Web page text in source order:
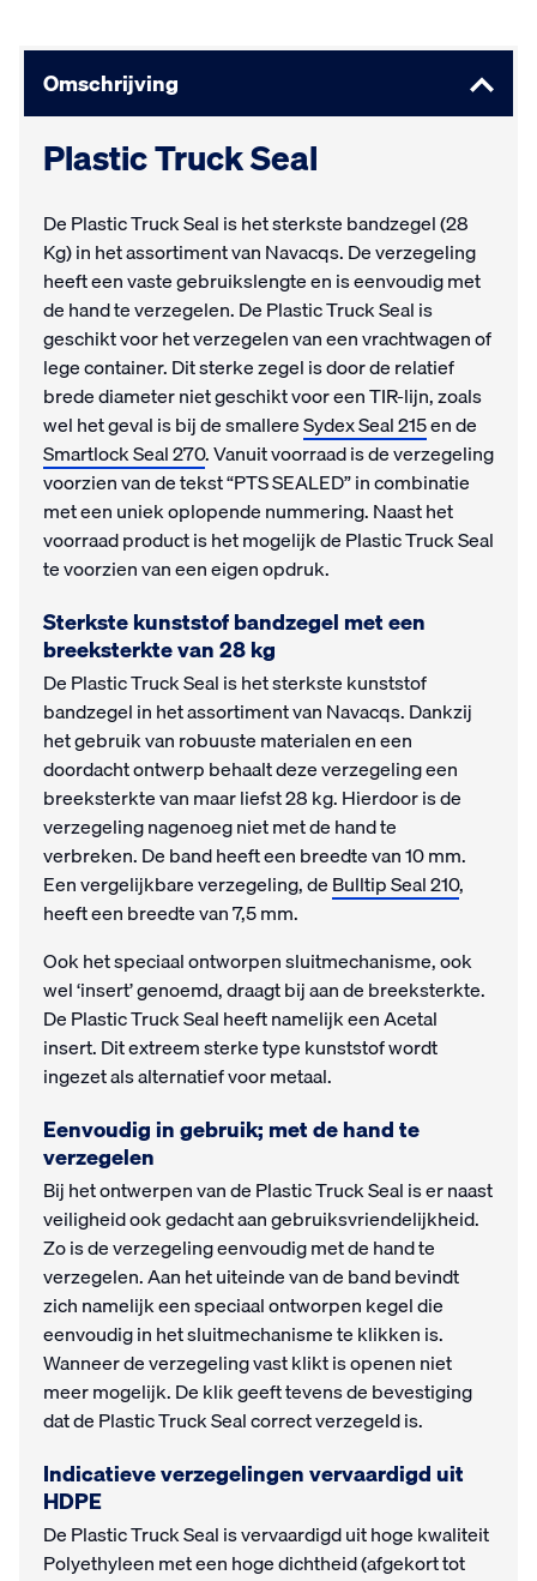
Omschrijving
Plastic Truck Seal
De Plastic Truck Seal is het sterkste bandzegel (28
Kg) in het assortiment van Navacqs. De verzegeling
heeft een vaste gebruikslengte en is eenvoudig met
de hand te verzegelen. De Plastic Truck Seal is
geschikt voor het verzegelen van een vrachtwagen of
lege container. Dit sterke zegel is door de relatief
brede diameter niet geschikt voor een TIR-lijn, zoals
wel het geval is bij de smallereSydex Seal 215en de
Smartlock Seal 270. Vanuit voorraad is de verzegeling
voorzien van de tekst “PTS SEALED” in combinatie
met een uniek oplopende nummering. Naast het
voorraad product is het mogelijk de Plastic Truck Seal
te voorzien van een eigen opdruk.
Sterkste kunststof bandzegel met een
breeksterkte van 28 kg
De Plastic Truck Seal is het sterkste kunststof
bandzegel in het assortiment van Navacqs. Dankzij
het gebruik van robuuste materialen en een
doordacht ontwerp behaalt deze verzegeling een
breeksterkte van maar liefst 28 kg. Hierdoor is de
verzegeling nagenoeg niet met de hand te
verbreken. De band heeft een breedte van 10 mm.
Een vergelijkbare verzegeling, deBulltip Seal 210,
heeft een breedte van 7,5 mm.
Ook het speciaal ontworpen sluitmechanisme, ook
wel ‘insert’ genoemd, draagt bij aan de breeksterkte.
De Plastic Truck Seal heeft namelijk een Acetal
insert. Dit extreem sterke type kunststof wordt
ingezet als alternatief voor metaal.
Eenvoudig in gebruik; met de hand te
verzegelen
Bij het ontwerpen van de Plastic Truck Seal is er naast
veiligheid ook gedacht aan gebruiksvriendelijkheid.
Zo is de verzegeling eenvoudig met de hand te
verzegelen. Aan het uiteinde van de band bevindt
zich namelijk een speciaal ontworpen kegel die
eenvoudig in het sluitmechanisme te klikken is.
Wanneer de verzegeling vast klikt is openen niet
meer mogelijk. De klik geeft tevens de bevestiging
dat de Plastic Truck Seal correct verzegeld is.
Indicatieve verzegelingen vervaardigd uit
HDPE
De Plastic Truck Seal is vervaardigd uit hoge kwaliteit
Polyethyleen met een hoge dichtheid (afgekort tot